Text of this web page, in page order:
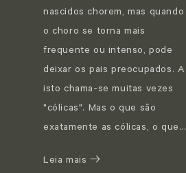
nascidos chorem, mas quando
o choro se torna mais
frequente ou intenso, pode
deixar os pais preocupados. A
isto chama-se muitas vezes
"cólicas". Mas o que são
exatamente as cólicas, o que...
Leia mais